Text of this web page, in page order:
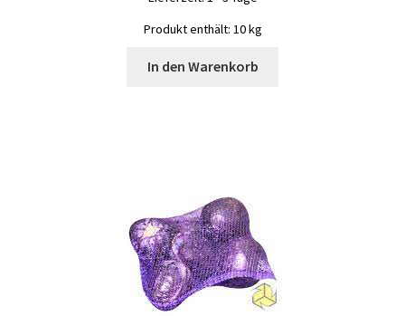
Produkt enthält: 10kg
In den Warenkorb